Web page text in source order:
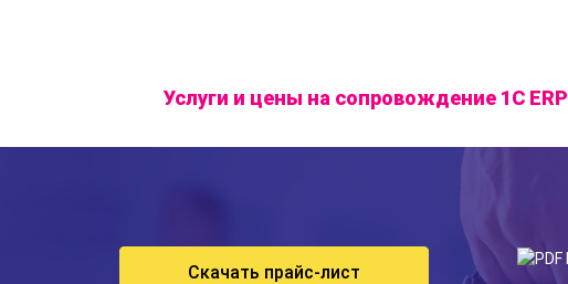
Услуги и цены на сопровождение 1С ERP
Скачать прайс-лист